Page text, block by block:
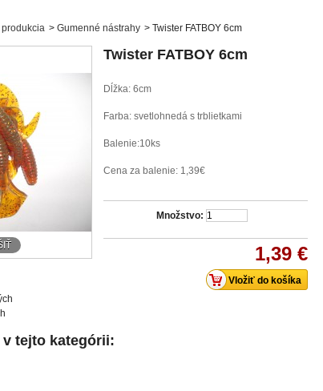
produkcia > Gumenné nástrahy > Twister FATBOY 6cm
Twister FATBOY 6cm
Dĺžka: 6cm
Farba: svetlohnedá s trblietkami
Balenie:10ks
Cena za balenie: 1,39€
Množstvo:
1,39 €
tejto kategórii: